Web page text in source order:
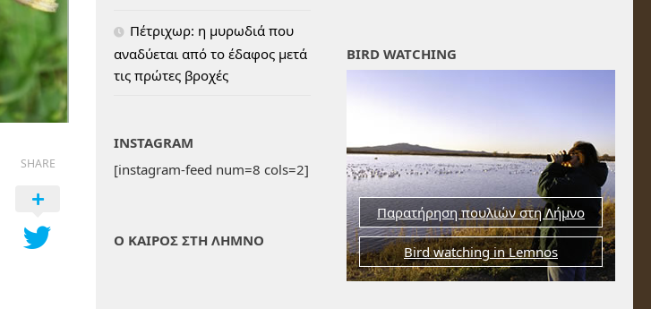
SHARE
BIRD WATCHING
Παρατήρηση πουλιών στη Λήμνο
Bird watching in Lemnos
Πέτριχωρ: η μυρωδιά που
αναδύεται από το έδαφος μετά
τις πρώτες βροχές
INSTAGRAM
[instagram-feed num=8 cols=2]
Ο ΚΑΙΡΟΣ ΣΤΗ ΛΗΜΝΟ